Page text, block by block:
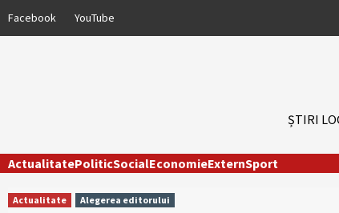
Facebook YouTube
ȘTIRI
ActualitatePoliticSocialEconomieExternSport
Actualitate Alegerea editorului